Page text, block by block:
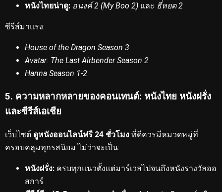
หนังไทยน่าดู: อนงค์ 2 (My Boo 2) และ ธี่หยด 2
ซีรีส์มาแรง:
House of the Dragon Season 3
Avatar: The Last Airbender Season 2
Hanna Season 1-2
5. ความหลากหลายของคอนเทนต์: หนังไทย หนังฝรั่ง
และซีรีส์เอเชีย
เว็บไซต์ ดูหนังออนไลน์ฟรี 24 ชั่วโมง ที่ดีควรมีหมวดหมู่ที่
ครอบคลุมทุกรสนิยม ไม่ว่าจะเป็น:
หนังฝรั่ง: ครบทุกแนวตั้งแต่มาร์เวลไปจนถึงหนังรางวัลออ
สการ์